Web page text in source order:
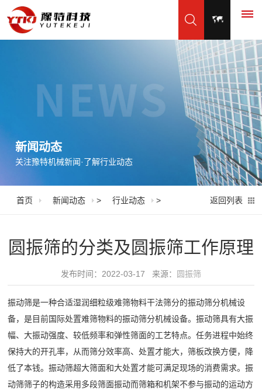
页
产
展
筛
水
平
椭
圆
振
用
精
品
务
中
新闻动态
关注豫特机械新闻·了解行业动态
首页 新闻动态 > 行业动态 > 返回列表
圆振筛的分类及圆振筛工作原理
发布时间：2022-03-17 来源： 圆振筛
振动筛是一种合适湿润细粒级难筛物料干法筛分的振动筛分机械设
备，是目前国际处置难筛物料的振动筛分机械设备。振动筛具有大振
幅、大振动强度、较低频率和弹性筛面的工艺特点。任务进程中始终
保持大的开孔率，从而筛分效率高、处置才能大，筛板改换方便，降
低了本钱。振动筛超大筛面和大处置才能可满足现场的消费需求。振
动筛筛子的构造采用多段筛面振动而筛箱和机架不参与振动的运动方